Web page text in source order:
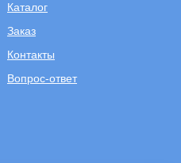
Каталог
Заказ
Контакты
Вопрос-ответ